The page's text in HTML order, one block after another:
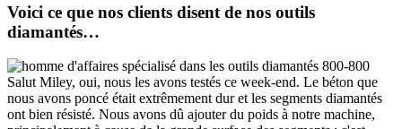
Voici ce que nos clients disent de nos outils
diamantés…
Salut Miley, oui, nous les avons testés ce week-end. Le béton que
nous avons poncé était extrêmement dur et les segments diamantés
ont bien résisté. Nous avons dû ajouter du poids à notre machine,